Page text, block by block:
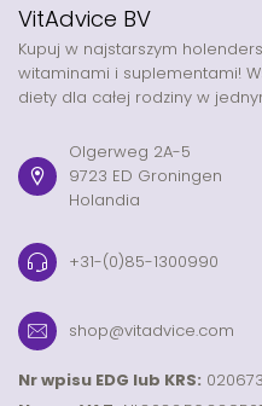
VitAdvice BV
Kupuj w najstarszym
witaminami i suplementami!
diety dla całej rodziny w
Olgerweg 2A-5
9723 ED Groningen
Holandia
+31-(0)85-1300990
shop@vitadvice.com
Nr wpisu EDG lub KRS: